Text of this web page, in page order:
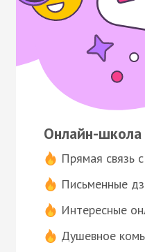
Онлайн-школа
Прямая связь
Письменные
Интересные
Душевное